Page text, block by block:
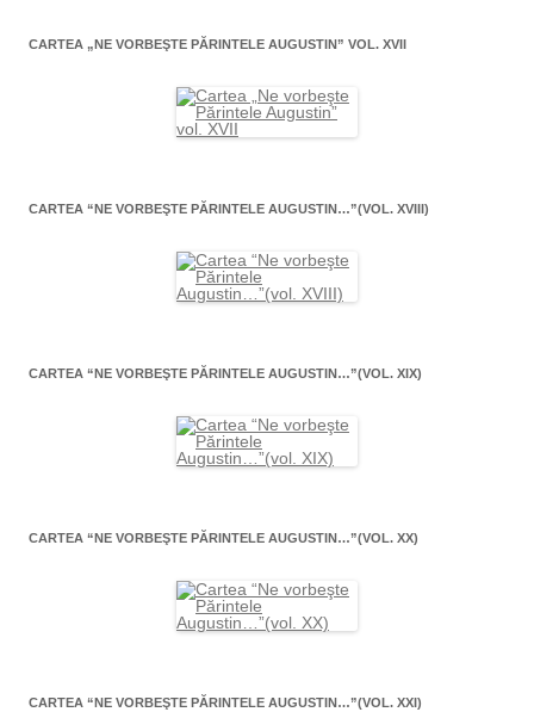
CARTEA „NE VORBEŞTE PĂRINTELE AUGUSTIN” VOL. XVII
CARTEA “NE VORBEŞTE PĂRINTELE AUGUSTIN…”(VOL. XVIII)
CARTEA “NE VORBEŞTE PĂRINTELE AUGUSTIN…”(VOL. XIX)
CARTEA “NE VORBEŞTE PĂRINTELE AUGUSTIN…”(VOL. XX)
CARTEA “NE VORBEŞTE PĂRINTELE AUGUSTIN…”(VOL. XXI)